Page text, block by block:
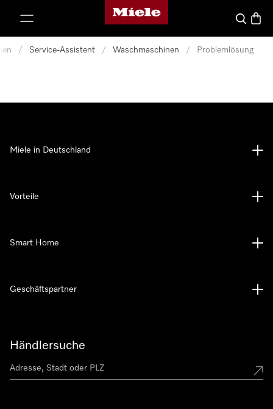
Miele-Homepage
Suche
/ Service-Assistent / Waschmaschinen / Problemlösung
Händlersuche
Miele in Deutschland
Vorteile
Smart Home
Geschäftspartner